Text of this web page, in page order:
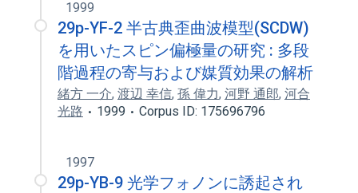
1999
29p-YF-2 半古典歪曲波模型(SCDW)
を用いたスピン偏極量の研究 : 多段
階過程の寄与および媒質効果の解析
緒方 一介, 渡辺 幸信, 孫 偉力, 河野 通郎, 河合
光路
1999 Corpus ID: 175696796
1997
29p-YB-9 光学フォノンに誘起され